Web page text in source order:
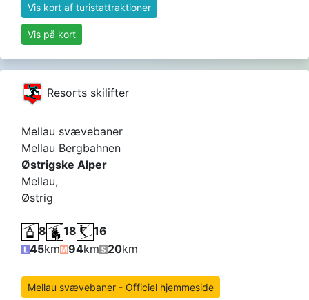
Vis kort af turistattraktioner
Vis på kort
Resorts skilifter
Mellau svævebaner
Mellau Bergbahnen
Østrigske Alper
Mellau,
Østrig
8 18
16
45km 94km 20km
Mellau svævebaner - Officiel hjemmeside